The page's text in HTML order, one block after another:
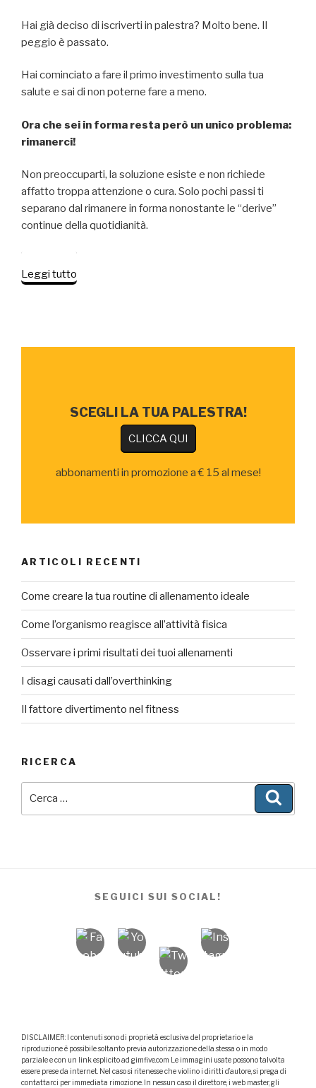
Hai già deciso di iscriverti in palestra? Molto bene. Il
peggio è passato.
Hai cominciato a fare il primo investimento sulla tua
salute e sai di non poterne fare a meno.
Ora che sei in forma resta però un unico problema:
rimanerci!
Non preoccuparti, la soluzione esiste e non richiede
affatto troppa attenzione o cura. Solo pochi passi ti
separano dal rimanere in forma nonostante le “derive”
continue della quotidianità.
Leggi tutto
esperti”
SCEGLI LA TUA PALESTRA!
CLICCA QUI
abbonamenti in promozione a € 15 al mese!
ARTICOLI RECENTI
Come creare la tua routine di allenamento ideale
Come l’organismo reagisce all’attività fisica
Osservare i primi risultati dei tuoi allenamenti
I disagi causati dall’overthinking
Il fattore divertimento nel fitness
RICERCA
SEGUICI SUI SOCIAL!
DISCLAIMER: I contenuti sono di proprietà esclusiva del proprietario e la
riproduzione è possibile soltanto previa autorizzazione della stessa o in modo
parziale e con un link esplicito ad gimfive.com Le immagini usate possono talvolta
essere prese da internet. Nel caso si ritenesse che violino i diritti d’autore, si prega di
contattarci per immediata rimozione. In nessun caso il direttore, i web master, gli